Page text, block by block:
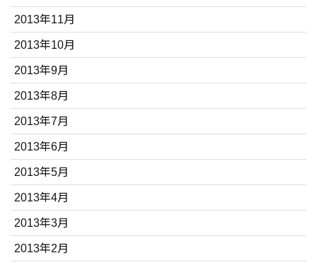
2013年11月
2013年10月
2013年9月
2013年8月
2013年7月
2013年6月
2013年5月
2013年4月
2013年3月
2013年2月